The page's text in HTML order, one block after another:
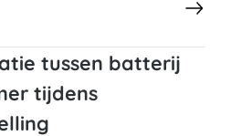
tussen batterij
tijdens